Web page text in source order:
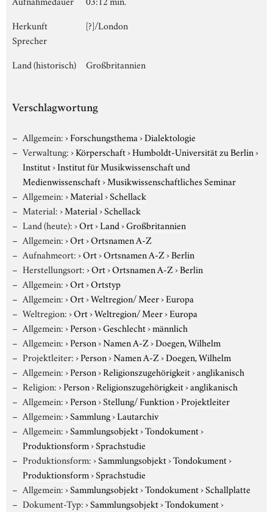
Herkunft
Sprecher
[?]/London
Land (historisch) Großbritannien
Verschlagwortung
Allgemein:›Forschungsthema›Dialektologie
Verwaltung:›Körperschaft›Humboldt-Universität zu Berlin›
Institut›Institut für Musikwissenschaft und
Medienwissenschaft›Musikwissenschaftliches Seminar
Allgemein:›Material›Schellack
Material:›Material›Schellack
Land (heute):›Ort›Land›Großbritannien
Allgemein:›Ort›Ortsnamen A-Z
Aufnahmeort:›Ort›Ortsnamen A-Z›Berlin
Herstellungsort:›Ort›Ortsnamen A-Z›Berlin
Allgemein:›Ort›Ortstyp
Allgemein:›Ort›Weltregion/ Meer›Europa
Weltregion:›Ort›Weltregion/ Meer›Europa
Allgemein:›Person›Geschlecht›männlich
Allgemein:›Person›Namen A-Z›Doegen, Wilhelm
Projektleiter:›Person›Namen A-Z›Doegen, Wilhelm
Allgemein:›Person›Religionszugehörigkeit›anglikanisch
Religion:›Person›Religionszugehörigkeit›anglikanisch
Allgemein:›Person›Stellung/ Funktion›Projektleiter
Allgemein:›Sammlung›Lautarchiv
Allgemein:›Sammlungsobjekt›Tondokument›
Produktionsform›Sprachstudie
Produktionsform:›Sammlungsobjekt›Tondokument›
Produktionsform›Sprachstudie
Allgemein:›Sammlungsobjekt›Tondokument›Schallplatte
Dokument-Typ:›Sammlungsobjekt›Tondokument›